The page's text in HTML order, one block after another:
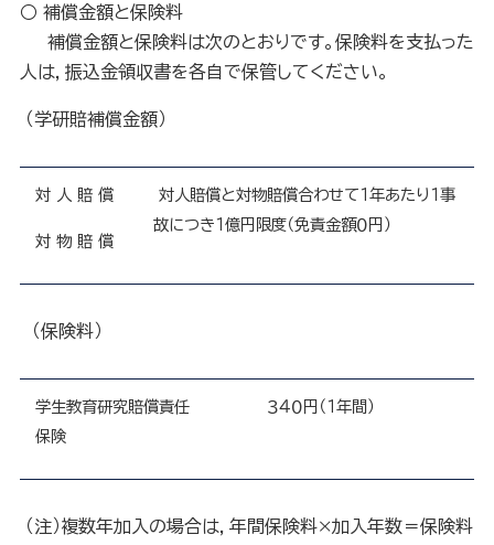
○ 補償金額と保険料
補償金額と保険料は次のとおりです。保険料を支払った
人は，振込金領収書を各自で保管してください。
（学研賠補償金額）
対 人 賠 償
対 物 賠 償
対人賠償と対物賠償合わせて１年あたり１事
故につき１億円限度（免責金額０円）
（保険料）
学生教育研究賠償責任
保険
３４０円（１年間）
（注）複数年加入の場合は，年間保険料×加入年数＝保険料